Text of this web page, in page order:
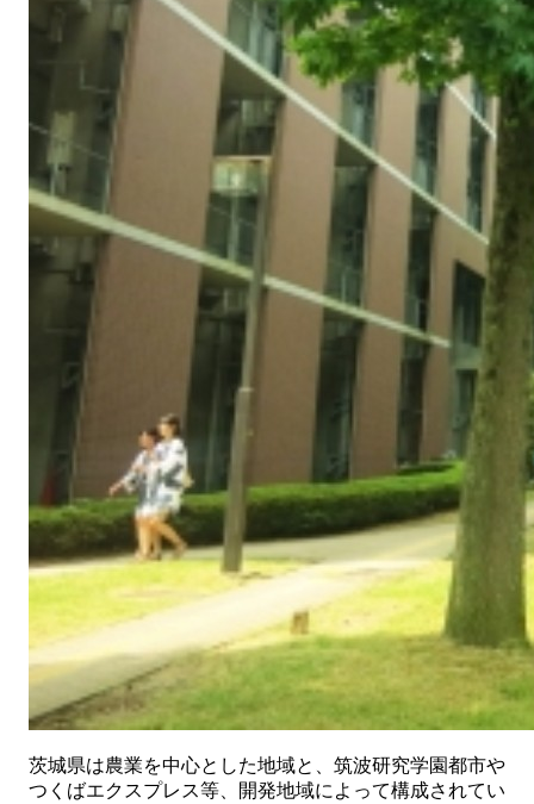
茨城県は農業を中心とした地域と、筑波研究学園都市や
つくばエクスプレス等、開発地域によって構成されてい